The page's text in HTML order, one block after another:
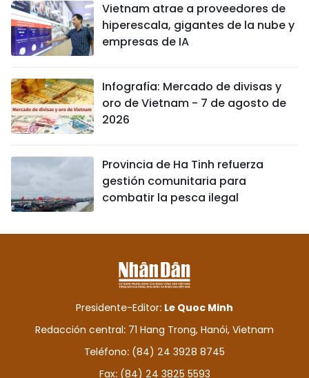
Vietnam atrae a proveedores de
hiperescala, gigantes de la nube y
empresas de IA
Infografía: Mercado de divisas y
oro de Vietnam - 7 de agosto de
2026
Provincia de Ha Tinh refuerza
gestión comunitaria para
combatir la pesca ilegal
Presidente-Editor: Le Quoc Minh
Redacción central: 71 Hang Trong, Hanói, Vietnam
Teléfono: (84) 24 3928 8745
Fax: (84) 24 3825 5593